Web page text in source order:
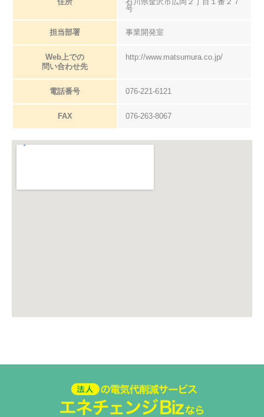
号
担当部署 事業開発室
Web上での
問い合わせ先
http://www.matsumura.co.jp/
電話番号 076-221-6121
FAX 076-263-8067
法人の電気代削減サービスエネ
チェンジ Biz